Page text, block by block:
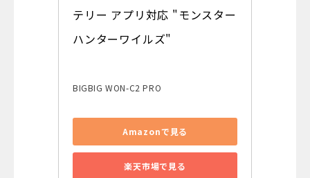
テリー アプリ対応 "モンスター
ハンターワイルズ"
BIGBIG WON-C2 PRO
Amazonで見る
楽天市場で見る